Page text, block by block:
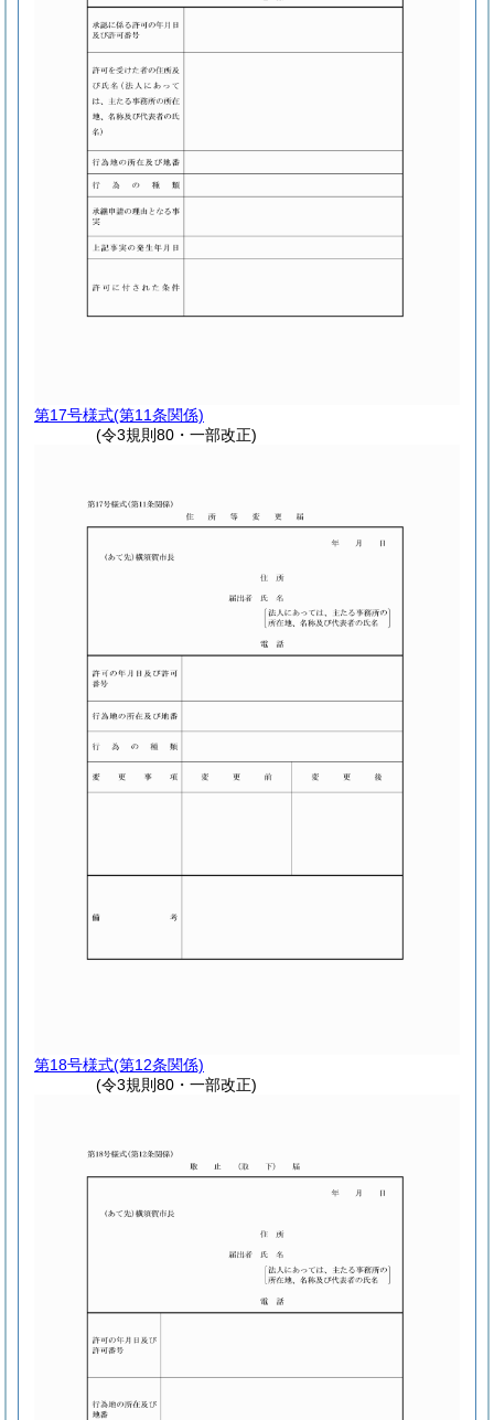
第17号様式(第11条関係)
(令3規則80・一部改正)
第18号様式(第12条関係)
(令3規則80・一部改正)